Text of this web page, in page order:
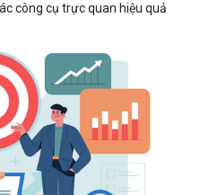
công cụ trực quan hiệu quả